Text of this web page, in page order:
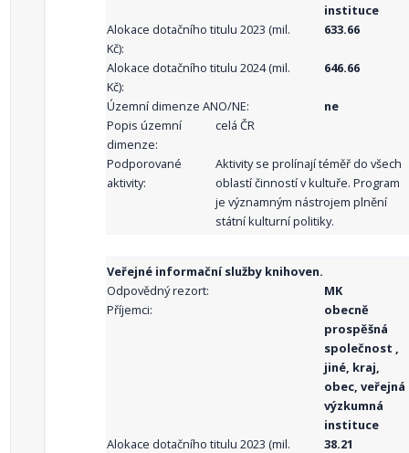
instituce
Alokace dotačního titulu 2023 (mil.
Kč):
633.66
Alokace dotačního titulu 2024 (mil.
Kč):
646.66
Územní dimenze ANO/NE:
ne
Popis územní
dimenze:
celá ČR
Podporované
aktivity:
Aktivity se prolínají téměř do všech
oblastí činností v kultuře. Program
je významným nástrojem plnění
státní kulturní politiky.
Veřejné informační služby knihoven.
Odpovědný rezort:
MK
Příjemci:
obecně
prospěšná
společnost ,
jiné, kraj,
obec, veřejná
výzkumná
instituce
Alokace dotačního titulu 2023 (mil.
38.21